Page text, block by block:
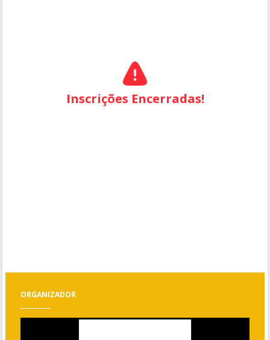
Inscrições Encerradas!
ORGANIZADOR